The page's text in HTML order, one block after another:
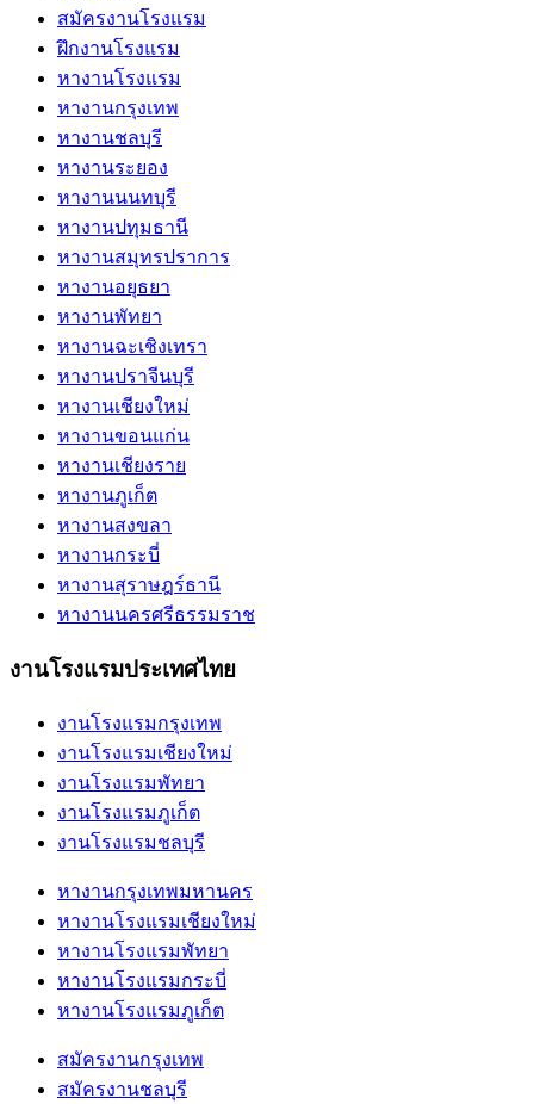
สมัครงานโรงแรม
ฝึกงานโรงแรม
หางานโรงแรม
หางานกรุงเทพ
หางานชลบุรี
หางานระยอง
หางานนนทบุรี
หางานปทุมธานี
หางานสมุทรปราการ
หางานอยุธยา
หางานพัทยา
หางานฉะเชิงเทรา
หางานปราจีนบุรี
หางานเชียงใหม่
หางานขอนแก่น
หางานเชียงราย
หางานภูเก็ต
หางานสงขลา
หางานกระบี่
หางานสุราษฎร์ธานี
หางานนครศรีธรรมราช
งานโรงแรมประเทศไทย
งานโรงแรมกรุงเทพ
งานโรงแรมเชียงใหม่
งานโรงแรมพัทยา
งานโรงแรมภูเก็ต
งานโรงแรมชลบุรี
หางานกรุงเทพมหานคร
หางานโรงแรมเชียงใหม่
หางานโรงแรมพัทยา
หางานโรงแรมกระบี่
หางานโรงแรมภูเก็ต
สมัครงานกรุงเทพ
สมัครงานชลบุรี